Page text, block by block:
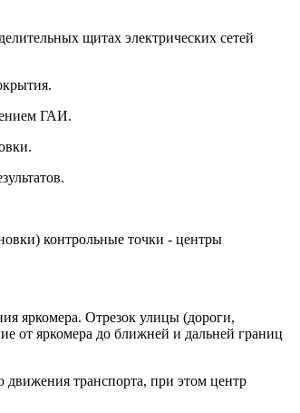
щитах электрических сетей
ГАИ.
контрольные точки - центры
яркомера. Отрезок улицы (дороги,
от яркомера до ближней и дальней границ
транспорта, при этом центр